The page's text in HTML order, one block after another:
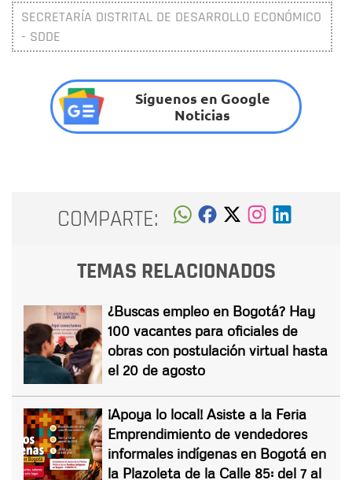
SECRETARÍA DISTRITAL DE DESARROLLO ECONÓMICO
- SDDE
Síguenos en Google
Noticias
COMPARTE:
TEMAS RELACIONADOS
¿Buscas empleo en Bogotá? Hay
100 vacantes para oficiales de
obras con postulación virtual hasta
el 20 de agosto
¡Apoya lo local! Asiste a la Feria
Emprendimiento de vendedores
informales indígenas en Bogotá en
la Plazoleta de la Calle 85: del 7 al